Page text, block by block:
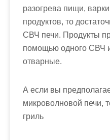
разогрева пищи,
продуктов, то
СВЧ печи. Продукты
помощью одного СВЧ
отварные.
А если вы
микроволновой печи,
гриль